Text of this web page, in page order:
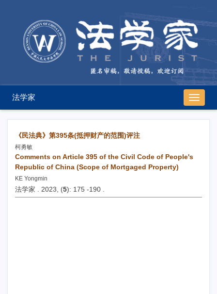
导
航
切
法学家
《民法典》第395条(抵押财产的范围)评注
柯勇敏
Comments on Article 395 of the Civil Code of People's
Republic of China (Scope of Mortgaged Property)
KE Yongmin
法学家 . 2023, (5): 175 -190 .